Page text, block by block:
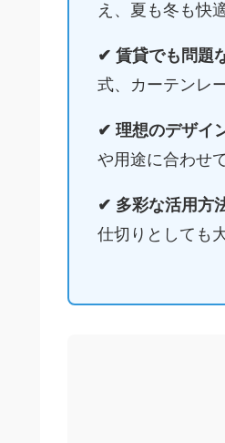
え、夏も冬も快
✔ 賃貸でも問題
式、カーテンレ
✔ 理想のデザイ
や用途に合わせ
✔ 多彩な活用方
仕切りとしても